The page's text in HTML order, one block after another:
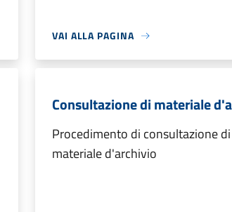
VAI ALLA PAGINA
Consultazione di materiale
Procedimento di consultazione di
materiale d'archivio